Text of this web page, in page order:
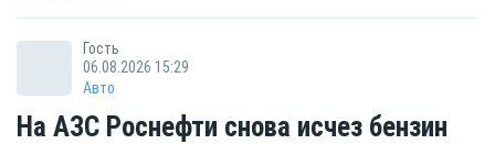
Гость
06.08.2026 15:29
Авто
На АЗС Роснефти снова исчез бензин